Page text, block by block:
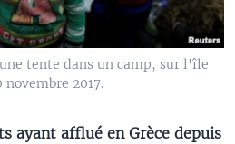
tente dans un camp, sur l'île
novembre 2017.
ayant afflué en Grèce depuis